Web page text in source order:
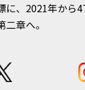
に、2021年から
章へ。